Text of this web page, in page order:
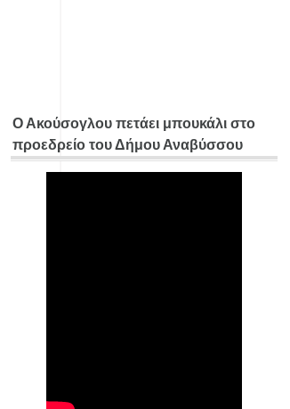
Ο Ακούσογλου πετάει μπουκάλι στο
προεδρείο του Δήμου Αναβύσσου